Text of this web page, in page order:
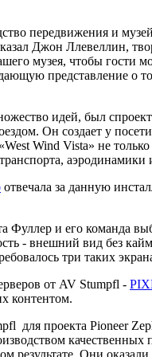
передвижения и
Джон Ллевеллин,
музея, чтобы гости
представление о
идей, был
Он создает у
Wind Vista» не
отвечала за данную
Фуллер и его команда
- внешний вид без
три таких
от AV Stumpfl -
контентом.
для проекта Pioneer
качественных
результате. Они